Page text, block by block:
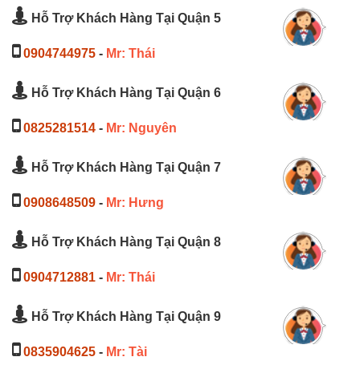
Hỗ Trợ Khách Hàng Tại Quận 5
0904744975 - Mr: Thái
Hỗ Trợ Khách Hàng Tại Quận 6
0825281514 - Mr: Nguyên
Hỗ Trợ Khách Hàng Tại Quận 7
0908648509 - Mr: Hưng
Hỗ Trợ Khách Hàng Tại Quận 8
0904712881 - Mr: Thái
Hỗ Trợ Khách Hàng Tại Quận 9
0835904625 - Mr: Tài